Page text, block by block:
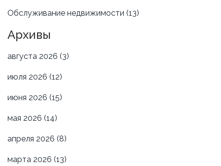
Обслуживание недвижимости (13)
Архивы
августа 2026 (3)
июля 2026 (12)
июня 2026 (15)
мая 2026 (14)
апреля 2026 (8)
марта 2026 (13)